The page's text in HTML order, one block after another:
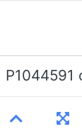
P1044591